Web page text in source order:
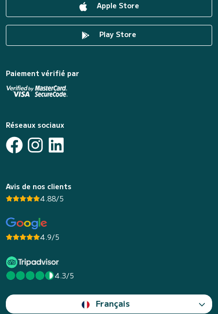
Apple Store
Play Store
Paiement vérifié par
Réseaux sociaux
Avis de nos clients
4.88/5
4.9/5
4.3/5
Français